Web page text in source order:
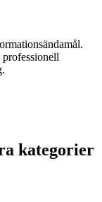
professionell
kategorier